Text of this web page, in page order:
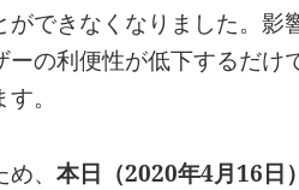
ができなくなりました。影
ーの利便性が低下するだけ
。
め、本日（2020年4月16日